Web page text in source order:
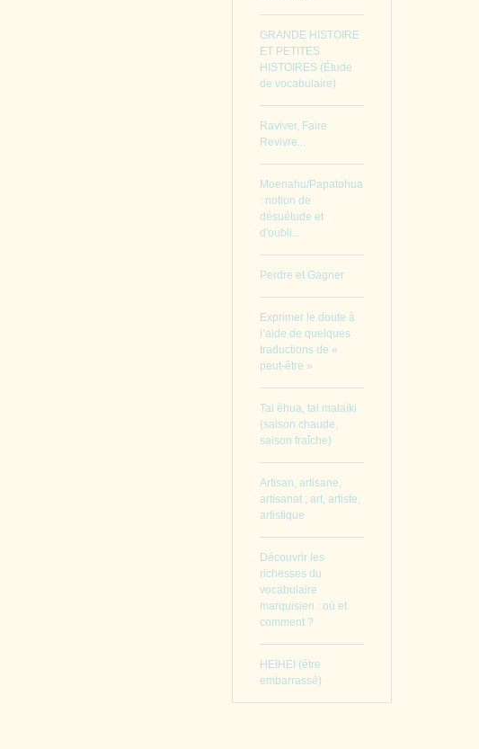
GRANDE HISTOIRE
ET PETITES
HISTOIRES (Étude
de vocabulaire)
Raviver, Faire
Revivre...
Moenahu/Papatohua
: notion de
désuétude et
d'oubli...
Perdre et Gagner
Exprimer le doute à
l’aide de quelques
traductions de «
peut-être »
Tai èhua, tai mataìki
(saison chaude,
saison fraîche)
Artisan, artisane,
artisanat ; art, artiste,
artistique
Découvrir les
richesses du
vocabulaire
marquisien : où et
comment ?
HEIHEI (être
embarrassé)